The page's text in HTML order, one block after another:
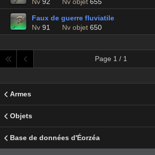
Faux de guerre fluviatile
Nv 91 Nv objet 650
Page 1 / 1
Armes
Objets
Base de données d'Éorzéa